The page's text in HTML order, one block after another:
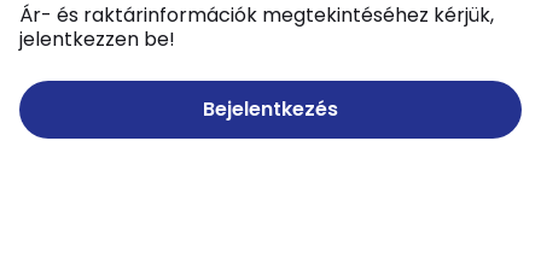
Ár- és raktárinformációk megtekintéséhez kérjük,
jelentkezzen be!
Bejelentkezés